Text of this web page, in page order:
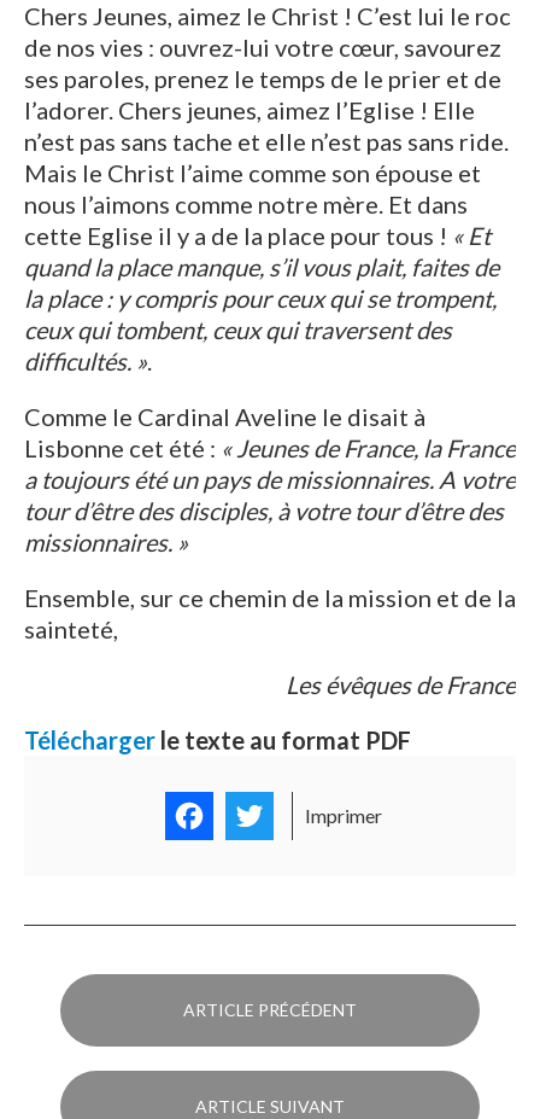
Chers Jeunes, aimez le Christ ! C’est lui le roc
de nos vies : ouvrez-lui votre cœur, savourez
ses paroles, prenez le temps de le prier et de
l’adorer. Chers jeunes, aimez l’Eglise ! Elle
n’est pas sans tache et elle n’est pas sans ride.
Mais le Christ l’aime comme son épouse et
nous l’aimons comme notre mère. Et dans
cette Eglise il y a de la place pour tous ! « Et
quand la place manque, s’il vous plait, faites de
la place : y compris pour ceux qui se trompent,
ceux qui tombent, ceux qui traversent des
difficultés. ».
Comme le Cardinal Aveline le disait à
Lisbonne cet été : « Jeunes de France, la France
a toujours été un pays de missionnaires. A votre
tour d’être des disciples, à votre tour d’être des
missionnaires. »
Ensemble, sur ce chemin de la mission et de la
sainteté,
Les évêques de France
Télécharger le texte au format PDF
FacebookTwitter
Imprimer
ARTICLE PRÉCÉDENT
ARTICLE SUIVANT